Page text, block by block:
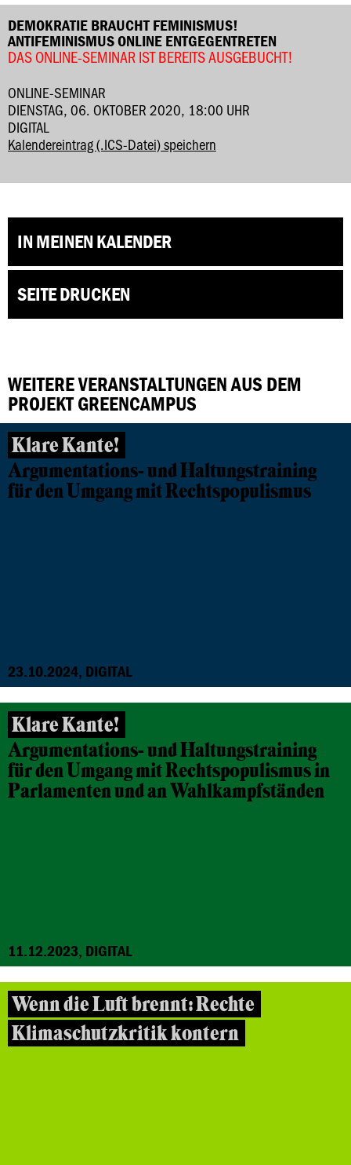
DEMOKRATIE BRAUCHT FEMINISMUS!
ANTIFEMINISMUS ONLINE ENTGEGENTRETEN
DAS ONLINE-SEMINAR IST BEREITS AUSGEBUCHT!
ONLINE-SEMINAR
DIENSTAG, 06. OKTOBER 2020, 18:00 UHR
DIGITAL
Kalendereintrag (.ICS-Datei) speichern
IN MEINEN KALENDER
SEITE DRUCKEN
WEITERE VERANSTALTUNGEN AUS DEM
PROJEKT GREENCAMPUS
Klare Kante!
Argumentations- und Haltungstraining
für den Umgang mit Rechtspopulismus
23.10.2024, DIGITAL
Klare Kante!
Argumentations- und Haltungstraining
für den Umgang mit Rechtspopulismus in
Parlamenten und an Wahlkampfständen
11.12.2023, DIGITAL
Wenn die Luft brennt: Rechte
Klimaschutzkritik kontern